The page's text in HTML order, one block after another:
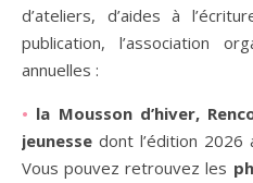
d’ateliers, d’aides à
publication, l’association
annuelles :
• la Mousson d’hiver,
jeunesse dont l’édition
Vous pouvez retrouvez les